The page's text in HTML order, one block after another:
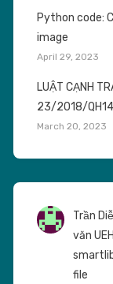
Python code:
image
April 29, 2023
LUẬT CẠNH
23/2018/
March 20, 2023
Trần
văn
file